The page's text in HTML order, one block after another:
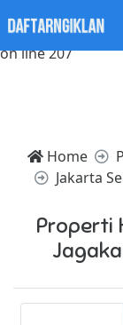
Notice: Trying to
/home/
on line 207
Home
Jakarta
Properti